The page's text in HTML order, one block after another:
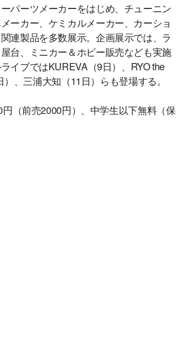
パーツメーカーをはじめ、チューニン
ーカー、ケミカルメーカー、カーショ
連製品を多数展示。企画展示では、ラ
台、ミニカー＆ホビー販売なども実施
イブではKUREVA（9日）、RYO the
、三浦大知（11日）らも登場する。
（前売2000円）、中学生以下無料（保